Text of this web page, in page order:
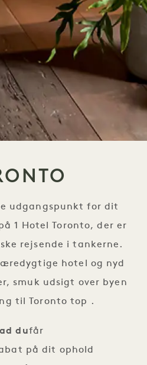
udgangspunkt for dit
1 Hotel Toronto, der er
rejsende i tankerne.
hotel og nyd
smuk udsigt over byen
til Toronto top .
dufår
på dit ophold